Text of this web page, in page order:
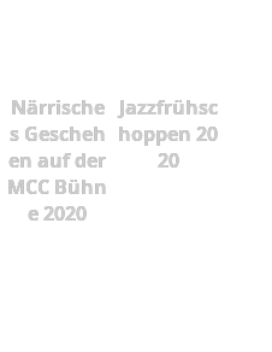
Närrische
s Gescheh
en auf der
MCC Bühn
e 2020
Jazzfrühsc
hoppen 20
20